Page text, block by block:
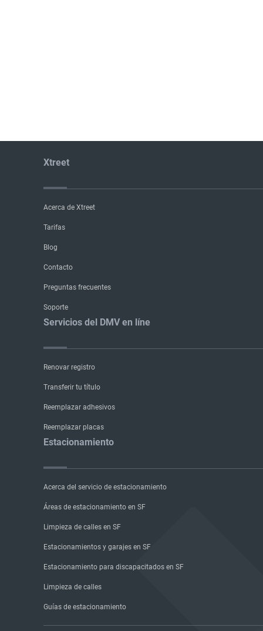
Xtreet
Acerca de Xtreet
Tarifas
Blog
Contacto
Preguntas frecuentes
Soporte
Servicios del DMV en líne
Renovar registro
Transferir tu título
Reemplazar adhesivos
Reemplazar placas
Estacionamiento
Acerca del servicio de estacionamiento
Áreas de estacionamiento en SF
Limpieza de calles en SF
Estacionamientos y garajes en SF
Estacionamiento para discapacitados en SF
Limpieza de calles
Guías de estacionamiento